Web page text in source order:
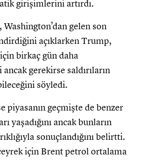
girişimlerini artırdı.
gelen son
açıklarken Trump,
birkaç gün daha
gerekirse saldırıların
söyledi.
piyasanın geçmişte de benzer
yaşadığını ancak bunların
sonuçlandığını belirtti.
için Brent petrol ortalama